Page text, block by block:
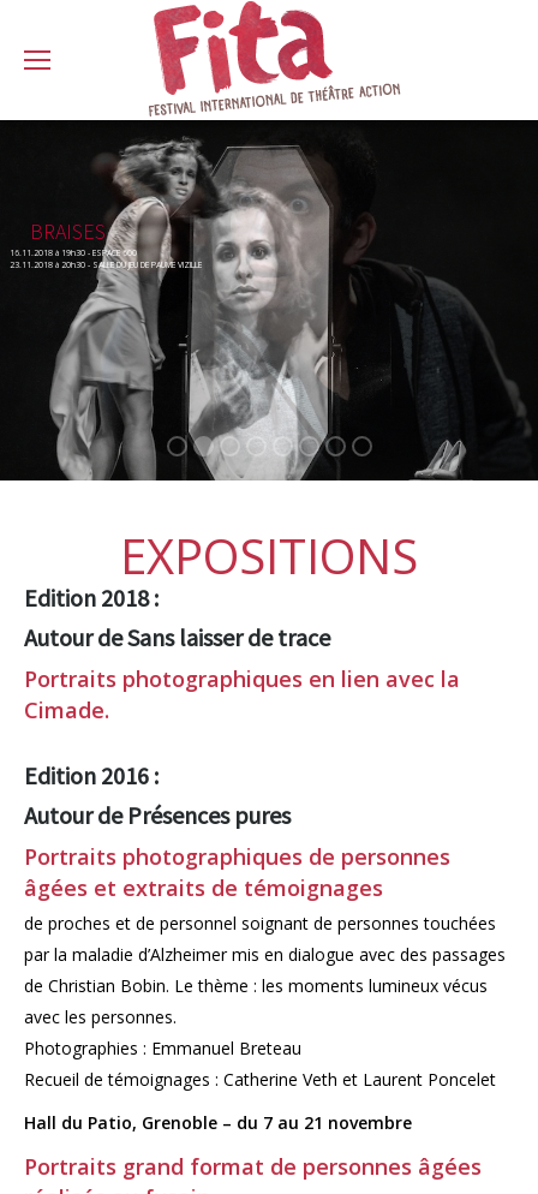
BRAISES
16.11.2018 à 19h30 - ESPACE 600
23.11.2018 à 20h30 - SALLE DU JEU DE PAUME VIZILLE
EXPOSITIONS
Edition 2018 :
Autour de Sans laisser de trace
Portraits photographiques en lien avec la
Cimade.
Edition 2016 :
Autour de Présences pures
Portraits photographiques de personnes
âgées et extraits de témoignages
de proches et de personnel soignant de personnes touchées
par la maladie d’Alzheimer mis en dialogue avec des passages
de Christian Bobin. Le thème : les moments lumineux vécus
avec les personnes.
Photographies : Emmanuel Breteau
Recueil de témoignages : Catherine Veth et Laurent Poncelet
Hall du Patio, Grenoble – du 7 au 21 novembre
Portraits grand format de personnes âgées